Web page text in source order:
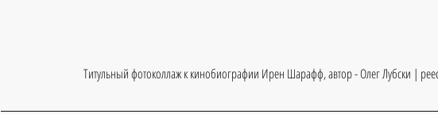
Титульный фотоколлаж к кинобиографии Ирен Шарафф, автор - Олег Лубски |